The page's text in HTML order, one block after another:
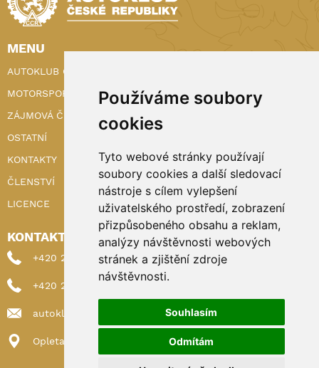
Používáme soubory
cookies
Tyto webové stránky používají
soubory cookies a další sledovací
nástroje s cílem vylepšení
uživatelského prostředí, zobrazení
přizpůsobeného obsahu a reklam,
analýzy návštěvnosti webových
stránek a zjištění zdroje
návštěvnosti.
Souhlasím
Odmítám
MENU
AUTOKLUB ČR
MOTORSPORT
ZÁJMOVÁ ČINNOST
OSTATNÍ
KONTAKTY
ČLENSTVÍ
LICENCE
KONTAKTY
+420 222 898 224 (sekretariat)
+420 222 898 221 (členství)
autoklub@autoklub.cz
Opletalova 1337/29, 110 00 Praha 1